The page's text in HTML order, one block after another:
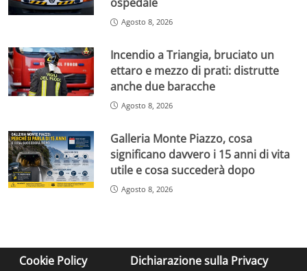
Agosto 8, 2026
Incendio a Triangia, bruciato un
ettaro e mezzo di prati: distrutte
anche due baracche
Agosto 8, 2026
Galleria Monte Piazzo, cosa
significano davvero i 15 anni di vita
utile e cosa succederà dopo
Agosto 8, 2026
Cookie Policy
Dichiarazione sulla Privacy